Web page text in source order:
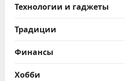
Технологии и гаджеты
Традиции
Финансы
Хобби